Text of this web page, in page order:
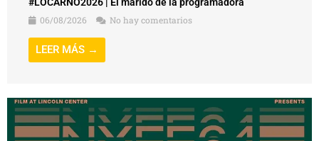
06/08/2026
No hay comentarios
LEER MÁS →